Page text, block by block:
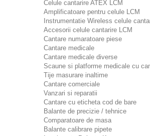
Celule cantarire ATEX LCM
Amplificatoare pentru celule LCM
Instrumentatie Wireless celule
Accesorii celule cantarire LCM
Cantare numaratoare piese
Cantare medicale
Cantare medicale diverse
Scaune si platforme medicale cu
Tije masurare inaltime
Cantare comerciale
Vanzari si reparatii
Cantare cu eticheta cod de bare
Balante de precizie / tehnice
Comparatoare de masa
Balante calibrare pipete